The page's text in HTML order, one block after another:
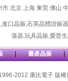
市 北京 上海 東莞 佛山
,進口晶振,石英晶體諧振器
蕩器,玩具晶振,愛普
| 臺產晶振 |
2012 康比電子 版權